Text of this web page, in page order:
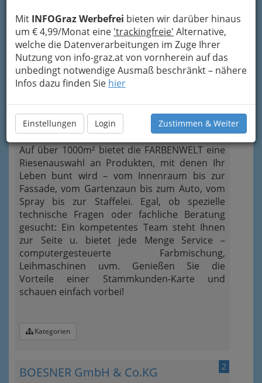
Mit INFOGraz Werbefrei bieten wir darüber hinaus
um € 4,99/Monat eine 'trackingfreie' Alternative,
welche die Datenverarbeitungen im Zuge Ihrer
Nutzung von info-graz.at von vornherein auf das
unbedingt notwendige Ausmaß beschränkt – nähere
Infos dazu finden Sie hier
Einstellungen Login Zustimmen & Weiter
1
Farbenwelt Graz - Mag. Raphael
Bergmann
Straßgangerstraße 433, 8054
Graz
Auf über 1000m² bietet die FARBENWELT eine
Riesenauswahl an Produkten, mit denen Ihr
Leben bunt wird – vom Innenraum bis zur
Fassade, vom Gartenzaun bis zum Auto, vom
Spray bis zur Staffelei. Egal, ob spezielle
technische Fragen oder fachliche Beratung
gesucht: Ein kompetentes Team steht Ihnen
zur Seite u. bietet jede Menge Service –
computergesteuerte Farbmischung,
Leihmaschinen uvm. Genießen Sie die
Vorteile einer Stammkunden-Karte und
schauen einfach vorbei!
Kategorien
2
BOESNER GmbH & Co.KG